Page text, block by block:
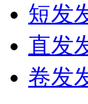
短发
直发
卷发